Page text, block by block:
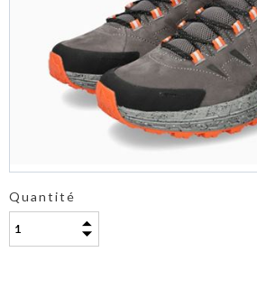
Quantité